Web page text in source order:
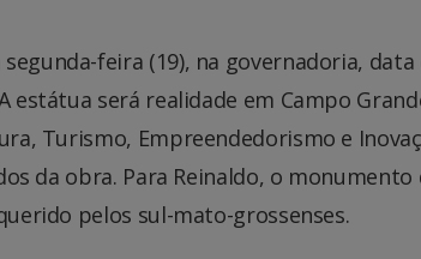
feira (19), na governadoria, data
estátua será realidade em Campo
Turismo, Empreendedorismo e
da obra. Para Reinaldo, o monumento
pelos sul-mato-grossenses.